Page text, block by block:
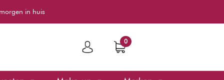
in huis
0